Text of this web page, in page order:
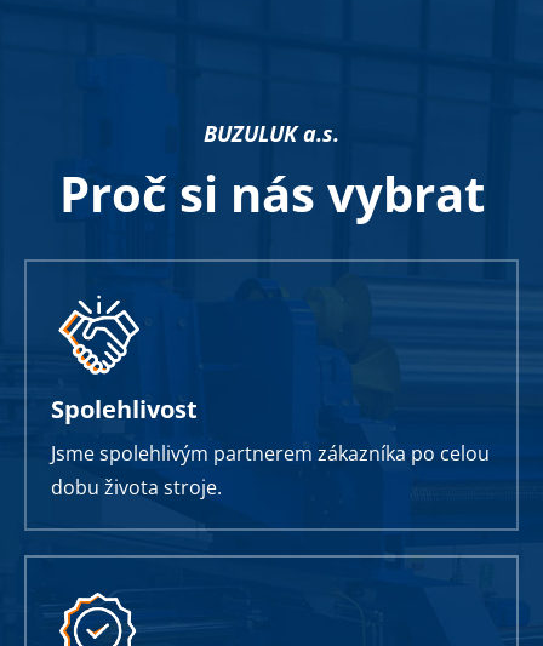
BUZULUK a.s.
Proč si nás vybrat
Spolehlivost
Jsme spolehlivým partnerem zákazníka po celou
dobu života stroje.